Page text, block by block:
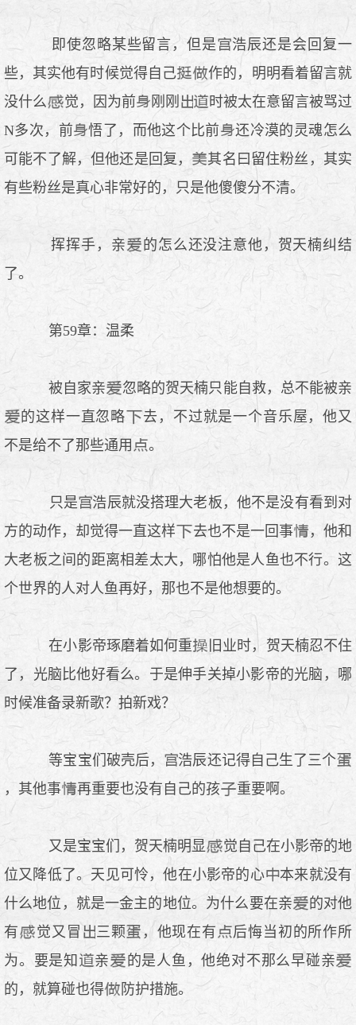
即使忽略某些留言，但是
浩辰还是会回复一
些，其实他有时候觉得自己
作的，明明看着留言就
没什么
觉，因为前 刚刚
时被太在意留言被骂过
N多次，前
悟了，而他这个比前
还冷漠的灵魂怎么
可能不了解，但他还是回复，
其名曰留住粉丝，其实
有些粉丝是真心非常好的，只是他傻傻分不清。
挥挥手，亲
的怎么还没注意他，贺天楠纠结
了。
第59章：温柔
被自家亲
忽略的贺天楠只能自救，总不能被亲
的这样一直忽略
去，不过就是一个音乐屋，他又
不是给不了那些通用
。
只是
浩辰就没搭理大老板，他不是没有看到对
方的动作，却觉得一直这样
去也不是一回事
，他和
大老板之间的距离相差太大，哪怕他是人鱼也不行。这
个世界的人对人鱼再好，那也不是他想要的。
在小影帝琢磨着如何重
旧业时，贺天楠忍不住
了，光脑比他好看么。于是伸手关掉小影帝的光脑，哪
时候准备录新歌？拍新戏？
等宝宝们破壳后，
浩辰还记得自己生了三个
，其他事
再重要也没有自己的孩 重要啊。
又是宝宝们，贺天楠明显
觉自己在小影帝的地
位又降低了。天见可怜，他在小影帝的心
本来就没有
什么地位，就是一金主的地位。为什么要在亲
的对他
有
觉又冒 三颗 ，他现在有
后悔当初的所作所
为。要是知
亲
的是人鱼，他绝对不那么早碰亲
的，就算碰也得
防护措施。